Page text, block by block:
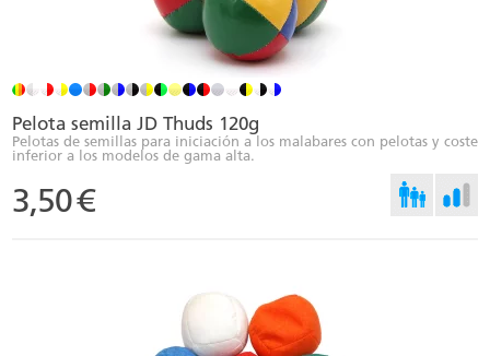
Pelota semilla JD Thuds 120g
Pelotas de semillas para iniciación a los malabares con pelotas y coste
inferior a los modelos de gama alta.
3,50€